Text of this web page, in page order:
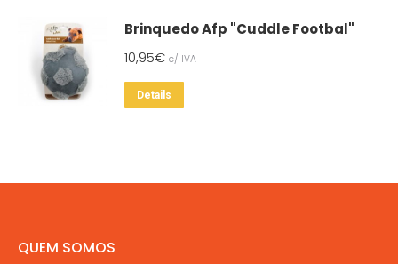
Brinquedo Afp "Cuddle Footbal"
10,95€ c/ IVA
Details
variants.
QUEM SOMOS